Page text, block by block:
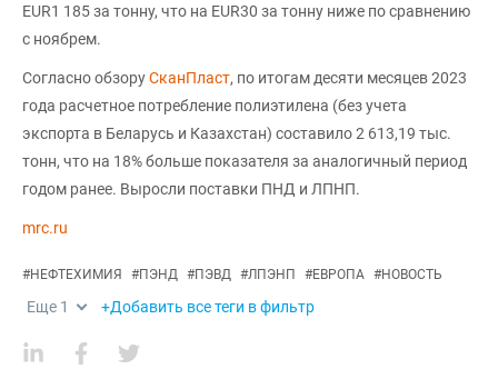
EUR1 185 за тонну, что на EUR30 за тонну ниже по сравнению
с ноябрем.
Согласно обзоруСканПласт, по итогам десяти месяцев 2023
года расчетное потребление полиэтилена (без учета
экспорта в Беларусь и Казахстан) составило 2 613,19 тыс.
тонн, что на 18% больше показателя за аналогичный период
годом ранее. Выросли поставки ПНД и ЛПНП.
mrc.ru
#НЕФТЕХИМИЯ #ПЭНД #ПЭВД #ЛПЭНП #ЕВРОПА #НОВОСТЬ
Еще 1 +Добавить все теги в фильтр